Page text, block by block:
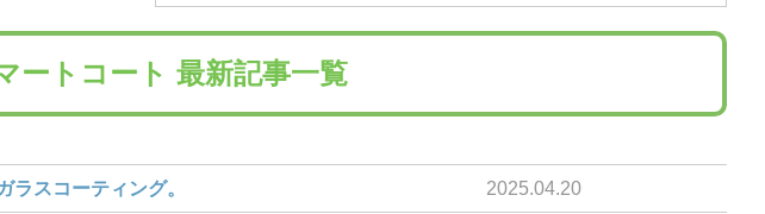
ートコート 最新記事一覧
スコーティング。 2025.04.20